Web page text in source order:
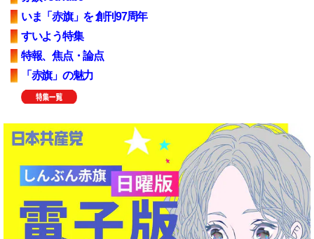
いま「赤旗」を 創刊97周年
すいよう特集
特報、焦点・論点
「赤旗」の魅力